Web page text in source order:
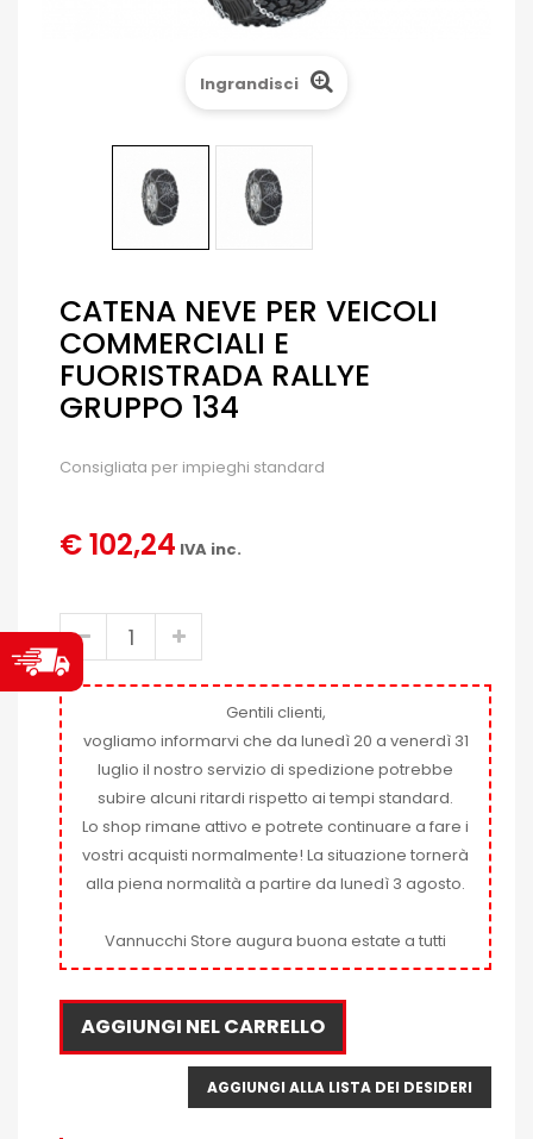
Ingrandisci
CATENA NEVE PER VEICOLI
COMMERCIALI E
FUORISTRADA RALLYE
GRUPPO 134
Consigliata per impieghi standard
€ 102,24 IVA inc.
Gentili clienti,
vogliamo informarvi che da lunedì 20 a venerdì 31
luglio il nostro servizio di spedizione potrebbe
subire alcuni ritardi rispetto ai tempi standard.
Lo shop rimane attivo e potrete continuare a fare i
vostri acquisti normalmente! La situazione tornerà
alla piena normalità a partire da lunedì 3 agosto.
Vannucchi Store augura buona estate a tutti
AGGIUNGI NEL CARRELLO
AGGIUNGI ALLA LISTA DEI DESIDERI